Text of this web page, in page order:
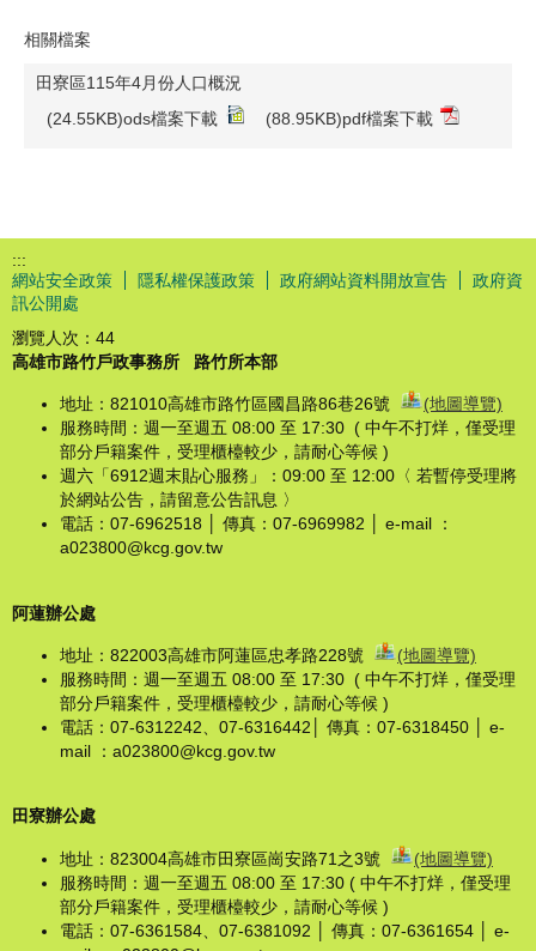
相關檔案
田寮區115年4月份人口概況
(24.55KB)ods檔案下載
(88.95KB)pdf檔案下載
:::
網站安全政策
隱私權保護政策 政府網站資料開放宣告
政府資
訊公開處
瀏覽人次： 44
高雄市路竹戶政事務所
路竹所本部
地址：821010高雄市路竹區國昌路86巷26號
(地圖導覽)
服務時間：週一至週五 08:00 至 17:30 ( 中午不打烊，僅受理
部分戶籍案件，受理櫃檯較少，請耐心等候 )
週六「6912週末貼心服務」：09:00 至 12:00〈 若暫停受理將
於網站公告，請留意公告訊息 〉
電話：07-6962518 │ 傳真：07-6969982 │ e-mail ：
a023800@kcg.gov.tw
阿蓮辦公處
地址：822003高雄市阿蓮區忠孝路228號
(地圖導覽)
服務時間：週一至週五 08:00 至 17:30 ( 中午不打烊，僅受理
部分戶籍案件，受理櫃檯較少，請耐心等候 )
電話：07-6312242、07-6316442│ 傳真：07-6318450 │ e-
mail ：a023800@kcg.gov.tw
田寮辦公處
地址：823004高雄市田寮區崗安路71之3號
(地圖導覽)
服務時間：週一至週五 08:00 至 17:30 ( 中午不打烊，僅受理
部分戶籍案件，受理櫃檯較少，請耐心等候 )
電話：07-6361584、07-6381092 │ 傳真：07-6361654 │ e-